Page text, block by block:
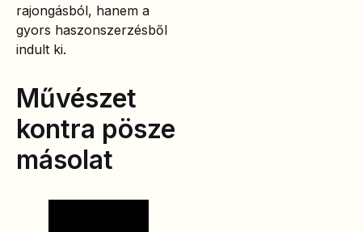
rajongásból, hanem a
gyors haszonszerzésből
indult ki.
Művészet
kontra pösze
másolat